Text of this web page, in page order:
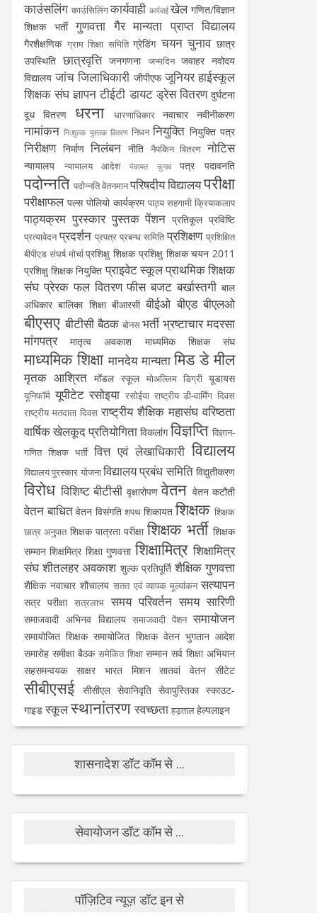
काउंसलिंग काउंसिलिंग कार्यवाही कार्रवाई खेल गणित/विज्ञान
शिक्षक भर्ती
गुणवत्ता गैर मान्यता प्राप्त विद्यालय
गैरशैक्षणिक ग्राम शिक्षा समिति ग्रेडिंग चयन चुनाव छात्र
उपस्थिति छात्रवृत्ति जनगणना जन्मदिन जवाहर नवोदय
विद्यालय जांच जिलाधिकारी जीपीएफ जूनियर हाईस्कूल
शिक्षक संघ ज्ञापन टीईटी डायट ड्रेस वितरण दुर्घटना
दूध वितरण
धरना धारणाधिकार नवाचार नवीनीकरण
नामांकन निःशुल्क पुस्तक वितरण निधन नियुक्ति नियुक्ति पत्र
निरीक्षण निर्माण निलंबन नीति नैपकिन वितरण नोटिस
न्यायालय न्यायालय आदेश पंचायत चुनाव पत्र पदावनति
पदोन्नति पदोन्नति वेतनमानपरिषदीय विद्यालयपरीक्षा
परीक्षाफल पल्स पोलियो कार्यक्रम पाठ्य सहगामी क्रियाकलाप
पाठ्यक्रम पुरस्कार पुस्तक पेंशन प्रतिकूल प्रविष्टि
प्रत्यावेदन प्रदर्शन प्रपत्र प्रबन्ध समिति प्रशिक्षण प्रशिक्षित
बीपीएड संघर्ष मोर्चा प्रशिक्षु शिक्षक प्रशिक्षु शिक्षक चयन 2011
प्रशिक्षु शिक्षक नियुक्ति प्राइवेट स्कूलप्राथमिक शिक्षक
संघ प्रेरक फल वितरण फीस बजट बर्खास्तगी बाल
अधिकार बालिका शिक्षा बीआरसी बीईओ बीएड बीएलओ
बीएसए बीटीसी बैठक बोनस भर्ती भ्रष्टाचार मदरसा
मांगपत्र
मातृत्व अवकाश माध्यमिक शिक्षक संघ
माध्यमिक शिक्षा मानदेय मान्यता मिड डे मील
मृतक आश्रित मॉडल स्कूल मोअल्लिम डिग्री यूडायस
यूनिफॉर्म यूपीटेट रसोइया रसोईया राष्ट्रीय डी-वार्मिंग दिवस
राष्ट्रीय मतदाता दिवस राष्ट्रीय शैक्षिक महासंघ वरिष्ठता
वार्षिक खेलकूद प्रतियोगिता विकलांग विज्ञप्ति विज्ञान-
गणित शिक्षक भर्ती वित्त एवं लेखाधिकारी विद्यालय
विद्यालय पुरस्कार योजनाविद्यालय प्रबंध समिति विद्युतीकरण
विरोध विशिष्ट बीटीसी वृक्षारोपण वेतन वेतन कटौती
वेतन बाधित वेतन विसंगति शपथ शिकायत शिक्षक शिक्षक
छात्र अनुपात शिक्षक पात्रता परीक्षा शिक्षक भर्ती शिक्षक
सम्मान शिक्षमित्र शिक्षा गुणवत्ता शिक्षामित्र शिक्षामित्र
संघ शीतलहर अवकाश शुल्क प्रतिपूर्ति शैक्षिक गुणवत्ता
शैक्षिक नवाचार शौचालय सतत एवं व्यापक मूल्यांकन सत्यापन
सत्र परीक्षा सत्रलाभ समय परिवर्तन समय सारिणी
समाजवादी अभिनव विद्यालय समाजवादी पेंशन समायोजन
समायोजित शिक्षक समायोजित शिक्षक वेतन भुगतान आदेश
समारोह समीक्षा बैठक समेकित शिक्षा सम्मान सर्व शिक्षा अभियान
सहसमन्वयक
साक्षर भारत मिशन सातवां वेतन सीटेट
सीबीएसई सीसीएल सेवानिवृति सेवापुस्तिका स्काउट-
गाइड स्कूलस्थानांतरण स्वच्छता हड़तालहेल्पलाइन
शासनादेश डॉट कॉम से ...
सेवायोजन डॉट कॉम से ...
पॉज़िटिव न्यूज़ डॉट इन से